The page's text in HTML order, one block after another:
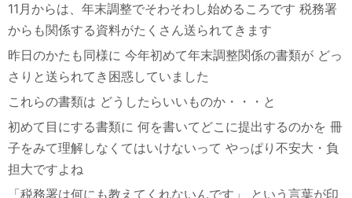
11月からは、年末調整でそわそわし始めるころです 税務署
からも関係する資料がたくさん送られてきます
昨日のかたも同様に 今年初めて年末調整関係の書類が どっ
さりと送られてき困惑していました
これらの書類は どうしたらいいものか・・・と
初めて目にする書類に 何を書いてどこに提出するのかを 冊
子をみて理解しなくてはいけないって やっぱり不安大・負
担大ですよね
「税務署は何にも教えてくれないんです」
という言葉が印